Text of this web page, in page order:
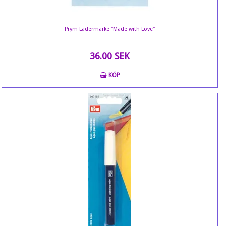
Prym Lädermärke "Made with Love"
36.00 SEK
KÖP